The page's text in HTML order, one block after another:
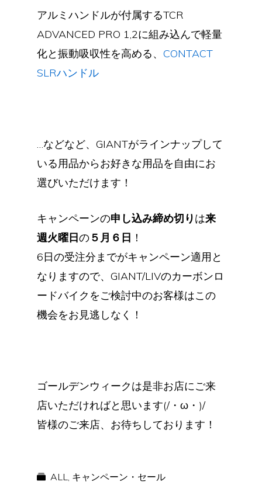
アルミハンドルが付属するTCR
ADVANCED PRO 1,2に組み込んで軽量
化と振動吸収性を高める、 CONTACT
SLRハンドル
…などなど、GIANTがラインナップして
いる用品からお好きな用品を自由にお
選びいただけます！
キャンペーンの申し込み締め切りは来
週火曜日の５月６日 ！
6日の受注分までがキャンペーン適用と
なりますので、GIANT/LIVのカーボンロ
ードバイクをご検討中のお客様はこの
機会をお見逃しなく！
ゴールデンウィークは是非お店にご来
店いただければと思います(/・ω・)/
皆様のご来店、お待ちしております！
ALL, キャンペーン・セール